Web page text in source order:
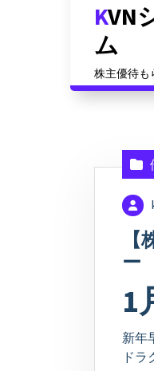
KVNシステ
ム
株主優待も
格対策だっ
ー
1
新年
ドラ